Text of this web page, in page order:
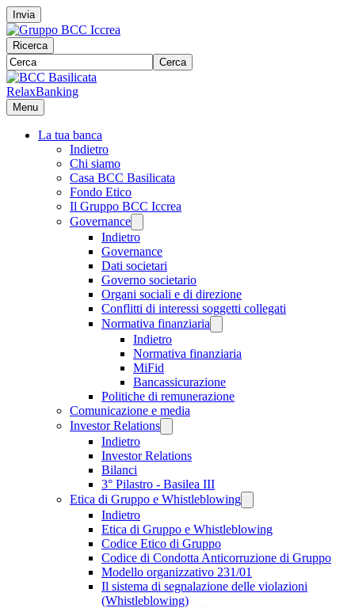
Invia
Ricerca
Cerca
RelaxBanking
Menu
La tua banca
Indietro
Chi siamo
Casa BCC Basilicata
Fondo Etico
Il Gruppo BCC Iccrea
Governance
Indietro
Governance
Dati societari
Governo societario
Organi sociali e di direzione
Conflitti di interessi soggetti collegati
Normativa finanziaria
Indietro
Normativa finanziaria
MiFid
Bancassicurazione
Politiche di remunerazione
Comunicazione e media
Investor Relations
Indietro
Investor Relations
Bilanci
3° Pilastro - Basilea III
Etica di Gruppo e Whistleblowing
Indietro
Etica di Gruppo e Whistleblowing
Codice Etico di Gruppo
Codice di Condotta Anticorruzione di Gruppo
Modello organizzativo 231/01
Il sistema di segnalazione delle violazioni
(Whistleblowing)